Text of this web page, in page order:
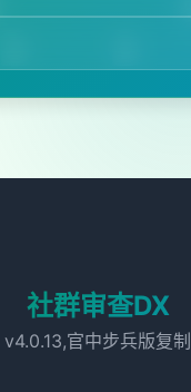
社群审查DX
v4.0.13,官中步兵版复制